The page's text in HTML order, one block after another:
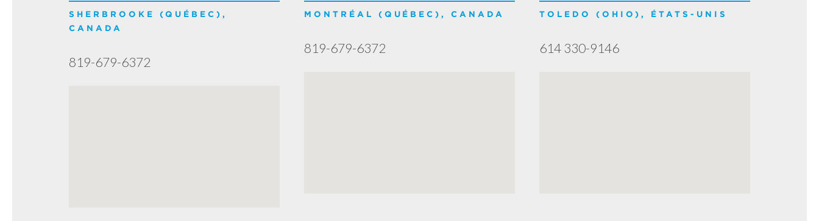
SHERBROOKE (QUÉBEC),
CANADA
819-679-6372
MONTRÉAL (QUÉBEC), CANADA
819-679-6372
TOLEDO (OHIO), ÉTATS-UNIS
614 330-9146